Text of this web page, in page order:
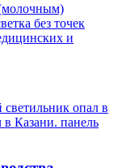
без точек
и
опал в
в Казани. панель